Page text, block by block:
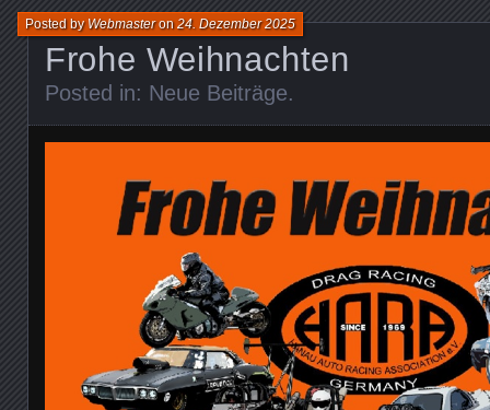
Frohe Weihnachten
Posted byWebmasteron24. Dezember 2025
Posted in: Neue Beiträge.